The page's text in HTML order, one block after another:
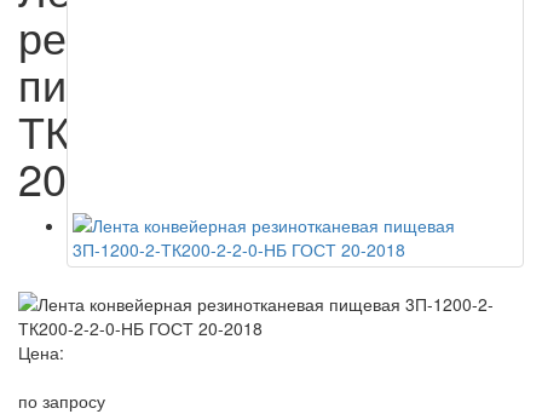
резинотканевая
пищевая 3П-1200-2-
ТК200-2-2-0-НБ ГОСТ
20-2018
Цена:
по запросу